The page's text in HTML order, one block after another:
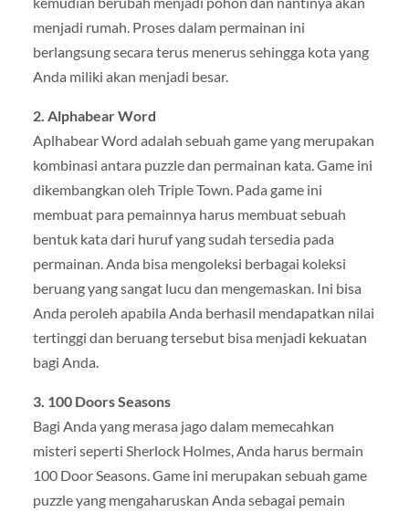
menjadi rumah. Proses dalam permainan ini
berlangsung secara terus menerus sehingga kota yang
Anda miliki akan menjadi besar.
2. Alphabear Word
Aplhabear Word adalah sebuah game yang merupakan
kombinasi antara puzzle dan permainan kata. Game ini
dikembangkan oleh Triple Town. Pada game ini
membuat para pemainnya harus membuat sebuah
bentuk kata dari huruf yang sudah tersedia pada
permainan. Anda bisa mengoleksi berbagai koleksi
beruang yang sangat lucu dan mengemaskan. Ini bisa
Anda peroleh apabila Anda berhasil mendapatkan nilai
tertinggi dan beruang tersebut bisa menjadi kekuatan
bagi Anda.
3. 100 Doors Seasons
Bagi Anda yang merasa jago dalam memecahkan
misteri seperti Sherlock Holmes, Anda harus bermain
100 Door Seasons. Game ini merupakan sebuah game
puzzle yang mengaharuskan Anda sebagai pemain